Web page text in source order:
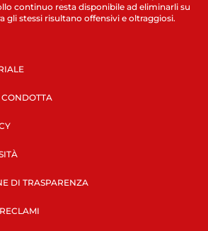
continuo resta disponibile ad eliminarli su
gli stessi risultano offensivi e oltraggiosi.
DI TRASPARENZA